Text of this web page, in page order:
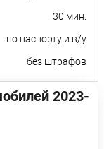
30 мин.
по паспорту и в/у
без штрафов
2023-